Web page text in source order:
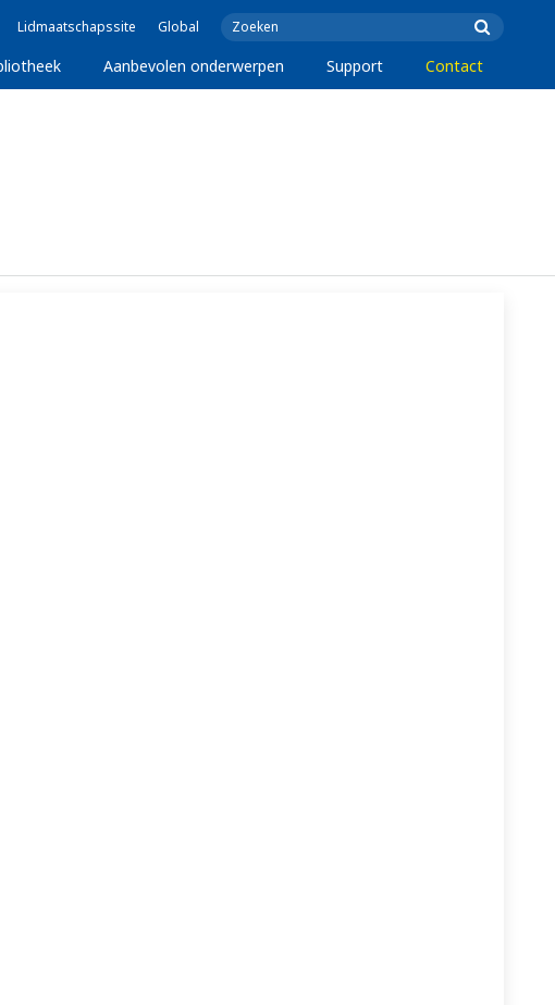
Lidmaatschapssite Global
Aanbevolen onderwerpen Support Contact